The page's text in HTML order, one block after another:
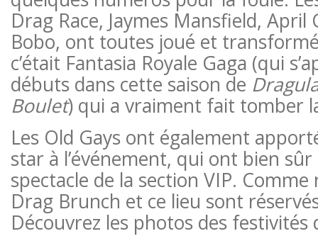
Drag Race, Jaymes Mansfield, April
Bobo, ont toutes joué et
c’était Fantasia Royale Gaga (qui
débuts dans cette saison de
Boulet) qui a vraiment fait tomber
Les Old Gays ont également
star à l’événement, qui ont bien
spectacle de la section VIP. Comme
Drag Brunch et ce lieu sont
Découvrez les photos des festivités